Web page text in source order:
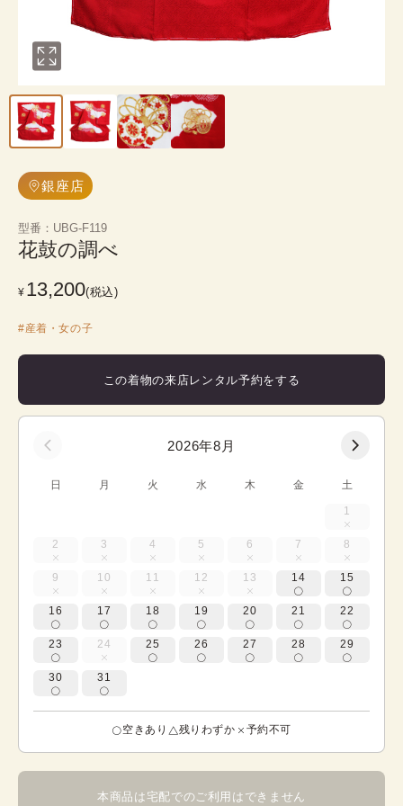
銀座店
型番 ： UBG-F119
花鼓の調べ
¥ 13,200(税込)
#産着・女の子
この着物の来店レンタル予約をする
2026年8月
日 月 火 水 木 金 土
1
2 3 4 5 6 7 8
9 10 11 12 13 14 15
16 17 18 19 20 21 22
23 24 25 26 27 28 29
30 31
空きあり 残りわずか 予約不可
本商品は宅配でのご利用はできません